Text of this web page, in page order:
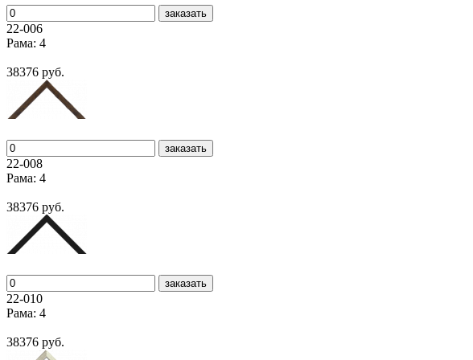
заказать
22-006
Рама: 4
38376 руб.
заказать
22-008
Рама: 4
38376 руб.
заказать
22-010
Рама: 4
38376 руб.